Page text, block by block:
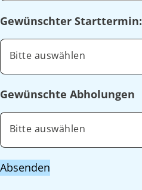
Gewünschter Starttermin:
Bitte auswählen
Gewünschte Abholungen
Bitte auswählen
Absenden